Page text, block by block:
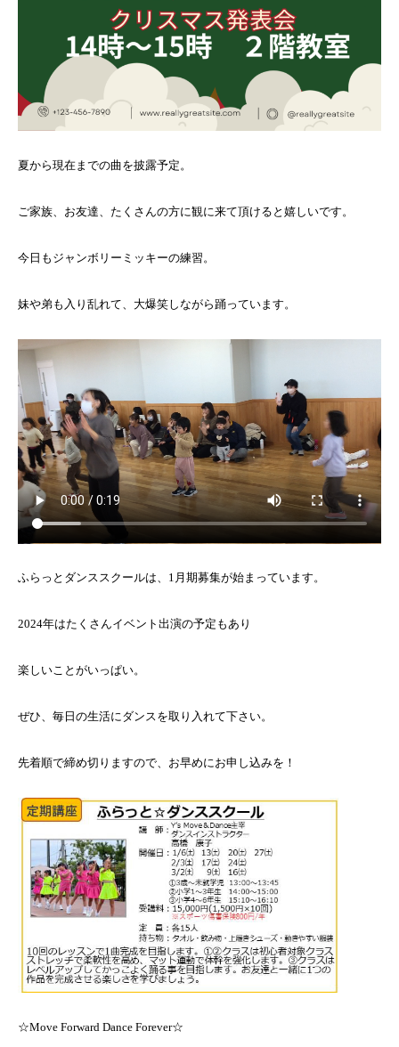
夏から現在までの曲を披露予定。
ご家族、お友達、たくさんの方に観に来て頂けると嬉しいです。
今日もジャンボリーミッキーの練習。
妹や弟も入り乱れて、大爆笑しながら踊っています。
ふらっとダンススクールは、1月期募集が始まっています。
2024年はたくさんイベント出演の予定もあり
楽しいことがいっぱい。
ぜひ、毎日の生活にダンスを取り入れて下さい。
先着順で締め切りますので、お早めにお申し込みを！
☆Move Forward Dance Forever☆